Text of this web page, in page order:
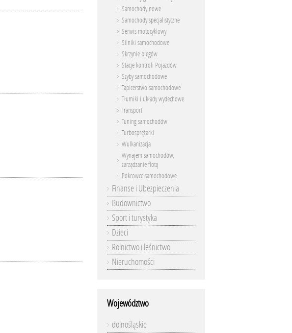
Samochody nowe
Samochody specjalistyczne
Serwis motocyklowy
Silniki samochodowe
Skrzynie biegów
Stacje kontroli Pojazdów
Szyby samochodowe
Tapicerstwo samochodowe
Tłumiki i układy wydechowe
Transport
Tuning samochodów
Turbosprężarki
Wulkanizacja
Wynajem samochodów,
zarządzanie flotą
Pokrowce samochodowe
Finanse i Ubezpieczenia
Budownictwo
Sport i turystyka
Dzieci
Rolnictwo i leśnictwo
Nieruchomości
Województwo
dolnośląskie